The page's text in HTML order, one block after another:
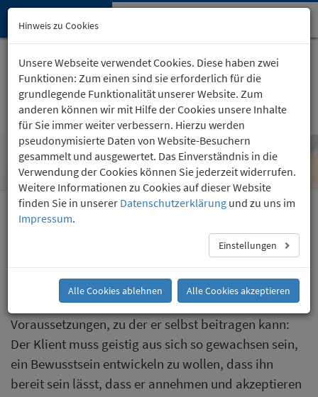
Hypnose-Institut
(0221) 36 757 24
Vorgespräch zur Hypnose
Vorgespräch zur Hypnose
Im Vorgespräch bereits erarbeiten wir gemeinsam
mit dem Klienten eine der wichtigsten und guten
Voraussetzungen, zu der er selbst beitragen kann:
Der Klient muss geistig aus sich so gewachsen sein,
ein Bewusstsein entwickeln zu wollen, dass ihn
bereit sein lässt, dass er annehmen und akzeptieren
Hinweis zu Cookies
Unsere Webseite verwendet Cookies. Diese haben zwei
Funktionen: Zum einen sind sie erforderlich für die
grundlegende Funktionalität unserer Website. Zum
anderen können wir mit Hilfe der Cookies unsere Inhalte
für Sie immer weiter verbessern. Hierzu werden
pseudonymisierte Daten von Website-Besuchern
gesammelt und ausgewertet. Das Einverständnis in die
Verwendung der Cookies können Sie jederzeit widerrufen.
Weitere Informationen zu Cookies auf dieser Website
finden Sie in unserer Datenschutzerklärung und zu uns im
Impressum.
Einstellungen
Alle Cookies ablehnen Alle Cookies akzeptieren